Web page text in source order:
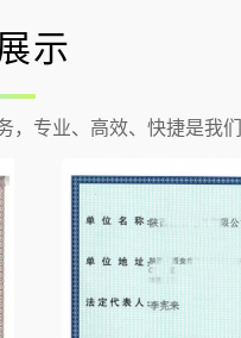
示
，专业、高效、快捷是我